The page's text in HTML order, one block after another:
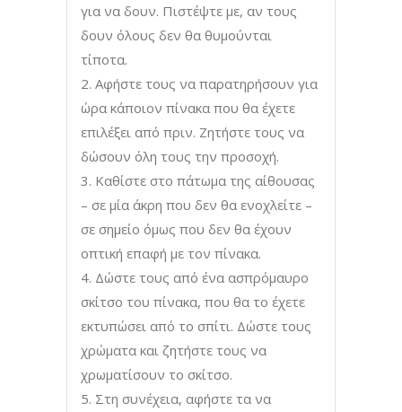
για να δουν. Πιστέψτε με, αν τους
δουν όλους δεν θα θυμούνται
τίποτα.
Αφήστε τους να παρατηρήσουν για
ώρα κάποιον πίνακα που θα έχετε
επιλέξει από πριν. Ζητήστε τους να
δώσουν όλη τους την προσοχή.
Καθίστε στο πάτωμα της αίθουσας
– σε μία άκρη που δεν θα ενοχλείτε –
σε σημείο όμως που δεν θα έχουν
οπτική επαφή με τον πίνακα.
Δώστε τους από ένα ασπρόμαυρο
σκίτσο του πίνακα, που θα το έχετε
εκτυπώσει από το σπίτι. Δώστε τους
χρώματα και ζητήστε τους να
χρωματίσουν το σκίτσο.
Στη συνέχεια, αφήστε τα να